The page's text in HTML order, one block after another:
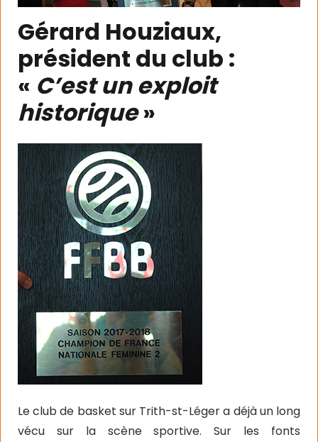
Gérard Houziaux,
président du club :
« C’est un exploit
historique»
Le club de basket sur Trith-st-Léger a déjà un long
vécu sur la scène sportive. Sur les fonts